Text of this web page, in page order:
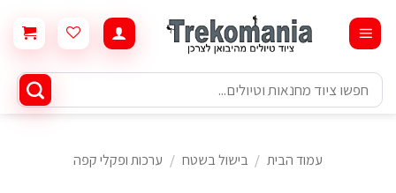
content
חיפוש
עבור:
עמוד הבית / בישול בשטח / ערכות ופקלי קפה